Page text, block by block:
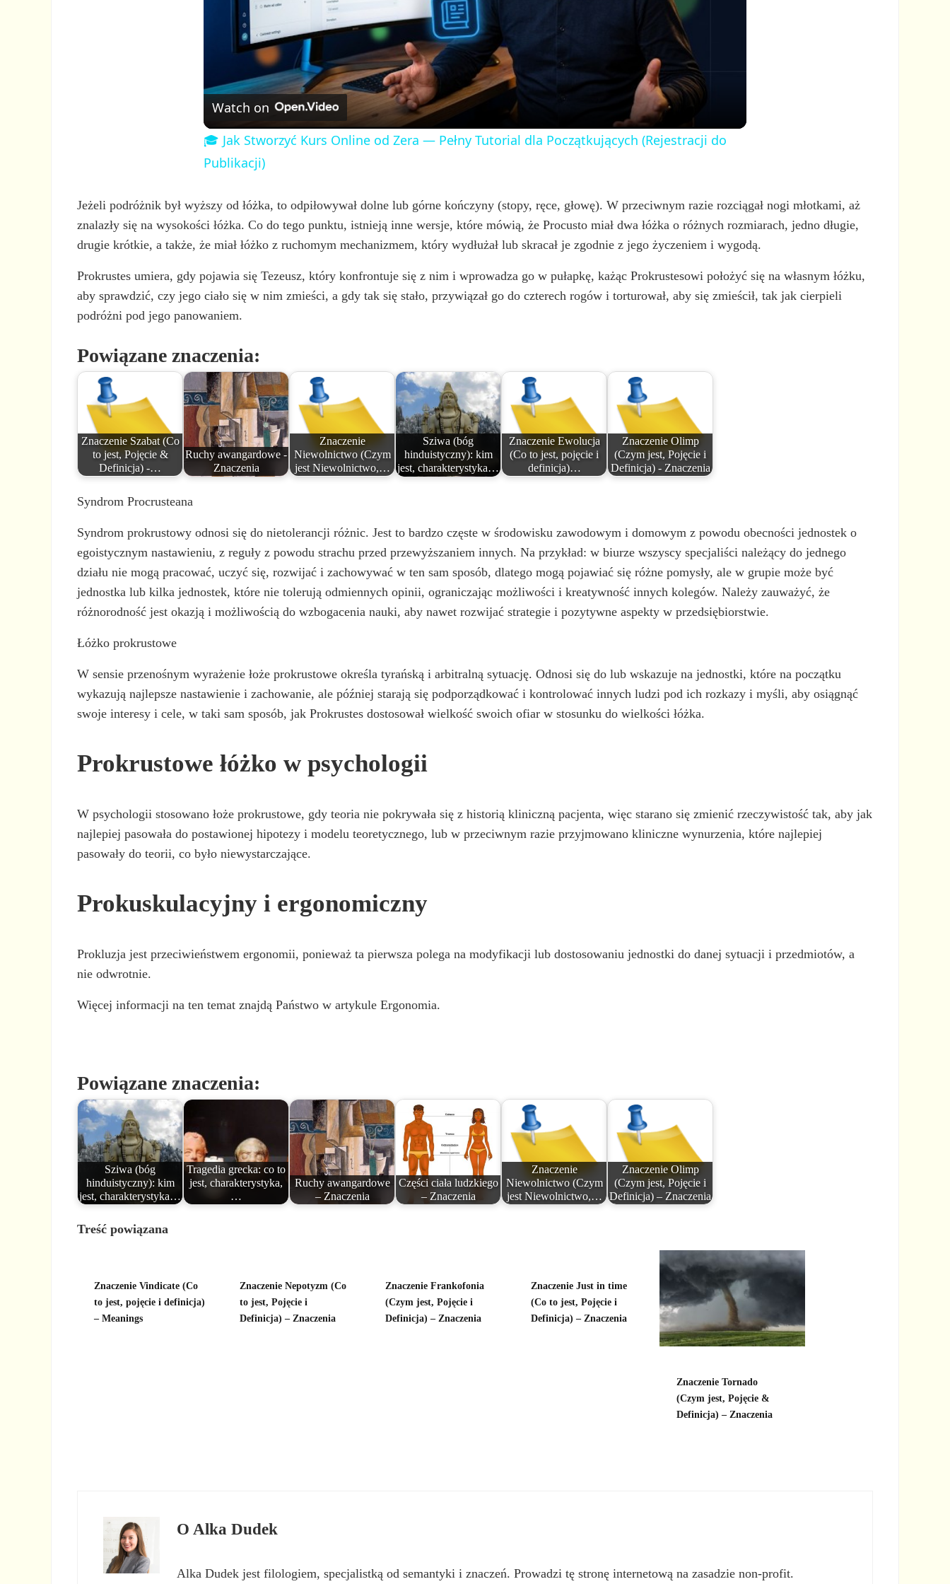
l
a
y
i
d
e
Watch on
🎓 Jak Stworzyć Kurs Online od Zera — Pełny Tutorial dla Początkujących (Rejestracji do
Publikacji)
Jeżeli podróżnik był wyższy od łóżka, to odpiłowywał dolne lub górne kończyny (stopy, ręce, głowę). W przeciwnym razie rozciągał nogi młotkami, aż
znalazły się na wysokości łóżka. Co do tego punktu, istnieją inne wersje, które mówią, że Procusto miał dwa łóżka o różnych rozmiarach, jedno długie,
drugie krótkie, a także, że miał łóżko z ruchomym mechanizmem, który wydłużał lub skracał je zgodnie z jego życzeniem i wygodą.
Prokrustes umiera, gdy pojawia się Tezeusz, który konfrontuje się z nim i wprowadza go w pułapkę, każąc Prokrustesowi położyć się na własnym łóżku,
aby sprawdzić, czy jego ciało się w nim zmieści, a gdy tak się stało, przywiązał go do czterech rogów i torturował, aby się zmieścił, tak jak cierpieli
podróżni pod jego panowaniem.
Powiązane znaczenia:
Znaczenie Szabat (Co
to jest, Pojęcie &
Definicja) -…
Ruchy awangardowe -
Znaczenia
Znaczenie
Niewolnictwo (Czym
jest Niewolnictwo,…
Sziwa (bóg
hinduistyczny): kim
jest, charakterystyka…
Znaczenie Ewolucja
(Co to jest, pojęcie i
definicja)…
Znaczenie Olimp
(Czym jest, Pojęcie i
Definicja) - Znaczenia
Syndrom Procrusteana
Syndrom prokrustowy odnosi się do nietolerancji różnic. Jest to bardzo częste w środowisku zawodowym i domowym z powodu obecności jednostek o
egoistycznym nastawieniu, z reguły z powodu strachu przed przewyższaniem innych. Na przykład: w biurze wszyscy specjaliści należący do jednego
działu nie mogą pracować, uczyć się, rozwijać i zachowywać w ten sam sposób, dlatego mogą pojawiać się różne pomysły, ale w grupie może być
jednostka lub kilka jednostek, które nie tolerują odmiennych opinii, ograniczając możliwości i kreatywność innych kolegów. Należy zauważyć, że
różnorodność jest okazją i możliwością do wzbogacenia nauki, aby nawet rozwijać strategie i pozytywne aspekty w przedsiębiorstwie.
Łóżko prokrustowe
W sensie przenośnym wyrażenie łoże prokrustowe określa tyrańską i arbitralną sytuację. Odnosi się do lub wskazuje na jednostki, które na początku
wykazują najlepsze nastawienie i zachowanie, ale później starają się podporządkować i kontrolować innych ludzi pod ich rozkazy i myśli, aby osiągnąć
swoje interesy i cele, w taki sam sposób, jak Prokrustes dostosował wielkość swoich ofiar w stosunku do wielkości łóżka.
Prokrustowe łóżko w psychologii
W psychologii stosowano łoże prokrustowe, gdy teoria nie pokrywała się z historią kliniczną pacjenta, więc starano się zmienić rzeczywistość tak, aby jak
najlepiej pasowała do postawionej hipotezy i modelu teoretycznego, lub w przeciwnym razie przyjmowano kliniczne wynurzenia, które najlepiej
pasowały do teorii, co było niewystarczające.
Prokuskulacyjny i ergonomiczny
Prokluzja jest przeciwieństwem ergonomii, ponieważ ta pierwsza polega na modyfikacji lub dostosowaniu jednostki do danej sytuacji i przedmiotów, a
nie odwrotnie.
Więcej informacji na ten temat znajdą Państwo w artykule Ergonomia.
Powiązane znaczenia:
Sziwa (bóg
hinduistyczny): kim
jest, charakterystyka…
Tragedia grecka: co to
jest, charakterystyka,
…
Ruchy awangardowe
– Znaczenia
Części ciała ludzkiego
– Znaczenia
Znaczenie
Niewolnictwo (Czym
jest Niewolnictwo,…
Znaczenie Olimp
(Czym jest, Pojęcie i
Definicja) – Znaczenia
Treść powiązana
Znaczenie Vindicate (Co
to jest, pojęcie i definicja)
– Meanings
Znaczenie Nepotyzm (Co
to jest, Pojęcie i
Definicja) – Znaczenia
Znaczenie Frankofonia
(Czym jest, Pojęcie i
Definicja) – Znaczenia
Znaczenie Just in time
(Co to jest, Pojęcie i
Definicja) – Znaczenia
Znaczenie Tornado
(Czym jest, Pojęcie &
Definicja) – Znaczenia
O Alka Dudek
Alka Dudek jest filologiem, specjalistką od semantyki i znaczeń. Prowadzi tę stronę internetową na zasadzie non-profit.